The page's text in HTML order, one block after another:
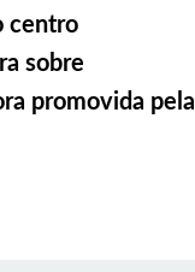
centro
sobre
promovida pela